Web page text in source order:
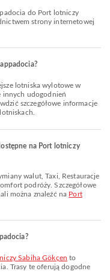
strony internetowej
lotniska wylotowe w
innych udogodnień
szczegółowe informacje
na Port lotniczy
podróży. Szczegółowe
można znaleźć na Port
Sabiha Gökçen to
Trasy te oferują dogodne